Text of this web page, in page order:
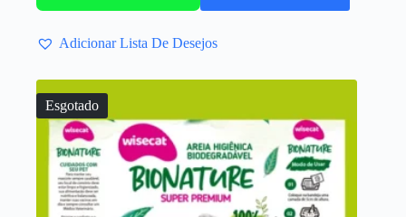
Adicionar Lista De Desejos
Esgotado